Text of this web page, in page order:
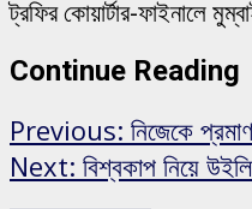
ট্রফির কোয়ার্টার-ফাইনালে
Continue Reading
Previous: নিজেকে
Next: বিশ্বকাপ নিয়ে